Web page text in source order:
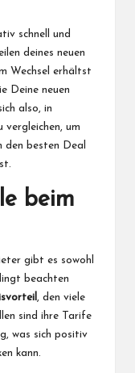
schnell und
deines neuen
Wechsel erhältst
Deine neuen
also, in
um
den besten Deal
beim
gibt es sowohl
beachten
, den viele
sind ihre Tarife
was sich positiv
kann.